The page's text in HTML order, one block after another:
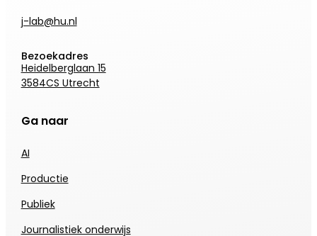
j-lab@hu.nl
Bezoekadres
Heidelberglaan 15
3584CS Utrecht
Ga naar
AI
Productie
Publiek
Journalistiek onderwijs